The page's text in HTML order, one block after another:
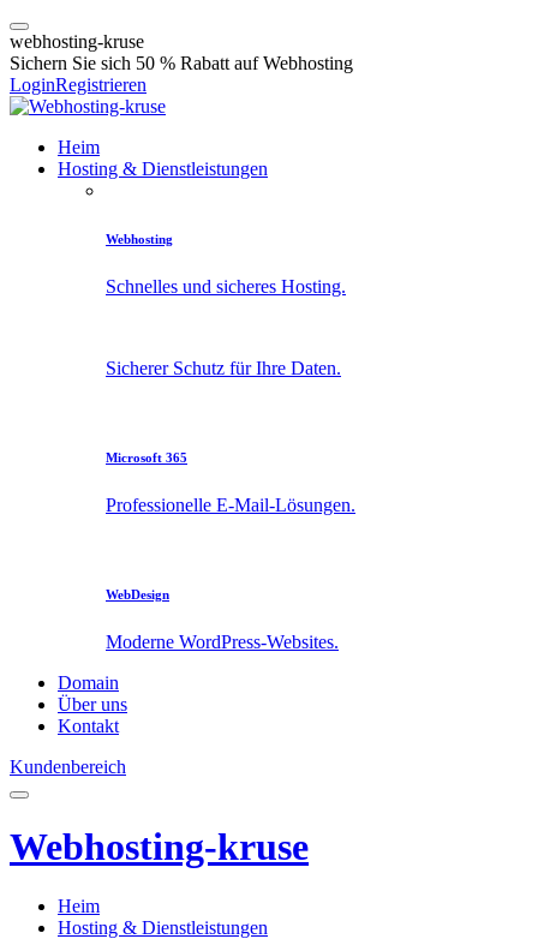
webhosting-kruse
Sichern Sie sich 50 % Rabatt auf Webhosting
LoginRegistrieren
Heim
Hosting & Dienstleistungen
Webhosting
Schnelles und sicheres Hosting.
Sicherer Schutz für Ihre Daten.
Microsoft 365
Professionelle E-Mail-Lösungen.
WebDesign
Moderne WordPress-Websites.
Domain
Über uns
Kontakt
Kundenbereich
Webhosting-kruse
Heim
Hosting & Dienstleistungen